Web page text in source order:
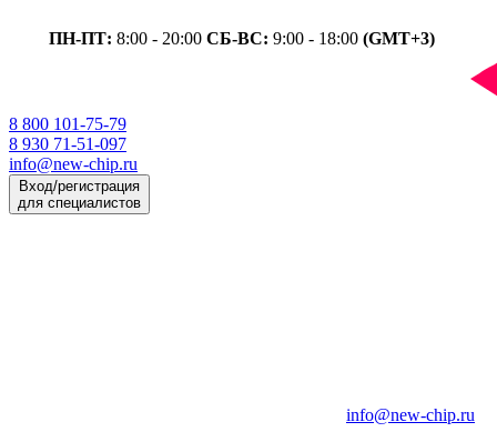
ПН-ПТ: 8:00 - 20:00 СБ-ВС: 9:00 - 18:00 (GMT+3)
8 800 101-75-79
8 930 71-51-097
info@new-chip.ru
Вход/регистрация
для специалистов
info@new-chip.ru